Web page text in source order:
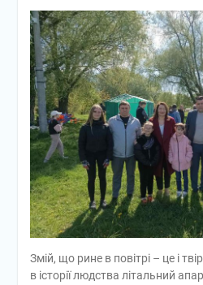
Змій, що рине в повітрі – це і
в історії людства літальний